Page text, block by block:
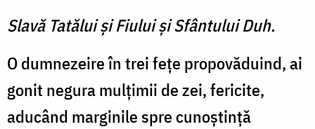
Slavă Tatălui şi Fiului şi Sfântului Duh.
O dumnezeire în trei feţe propovăduind, ai
gonit negura mulţimii de zei, fericite,
aducând marginile spre cunoştinţă